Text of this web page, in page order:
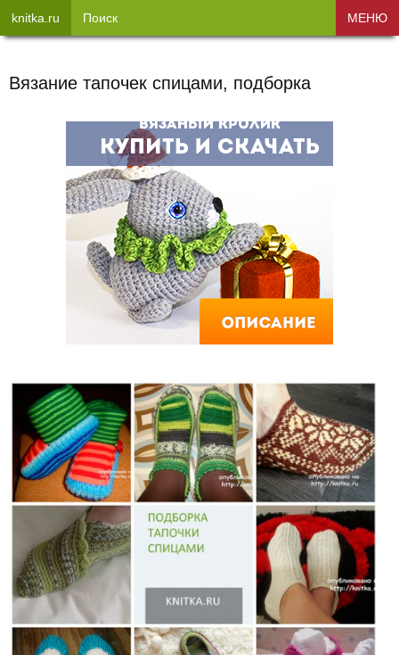
Вязание тапочек спицами, подборка
knitka.ru Поиск МЕНЮ